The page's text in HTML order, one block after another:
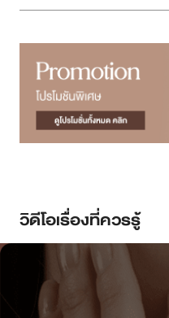
วิดีโอเรื่องที่ควรรู้